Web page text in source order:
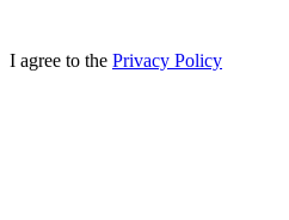
I agree to the Privacy Policy